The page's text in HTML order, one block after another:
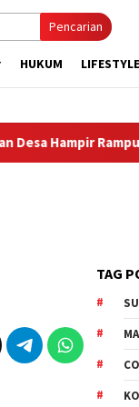
Pencarian
HUKUM LIFESTYLE
Rampung,
TAG